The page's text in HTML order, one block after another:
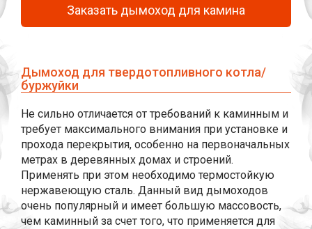
Заказать дымоход для камина
Дымоход для твердотопливного котла/
буржуйки
Не сильно отличается от требований к каминным и
требует максимального внимания при установке и
прохода перекрытия, особенно на первоначальных
метрах в деревянных домах и строений.
Применять при этом необходимо термостойкую
нержавеющую сталь. Данный вид дымоходов
очень популярный и имеет большую массовость,
чем каминный за счет того, что применяется для